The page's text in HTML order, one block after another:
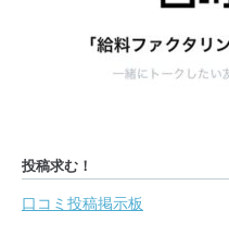
投稿求む！
口コミ投稿掲示板